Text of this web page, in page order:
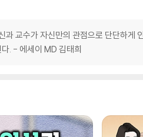
과 교수가 자신만의 관점으로 단단하게
. - 에세이 MD 김태희